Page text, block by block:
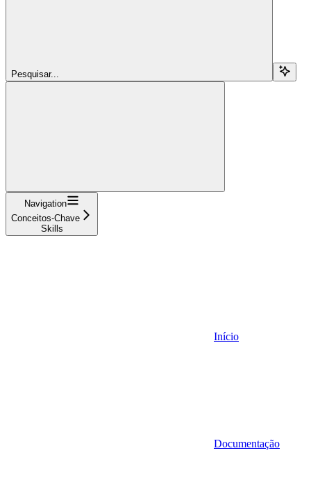
Pesquisar...
Navigation
Conceitos-Chave
Skills
Início
Documentação